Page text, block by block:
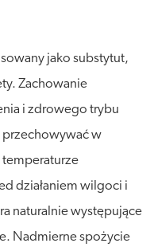
jako substytut,
Zachowanie
i zdrowego trybu
przechowywać w
działaniem wilgoci i
naturalnie występujące
Nadmierne spożycie